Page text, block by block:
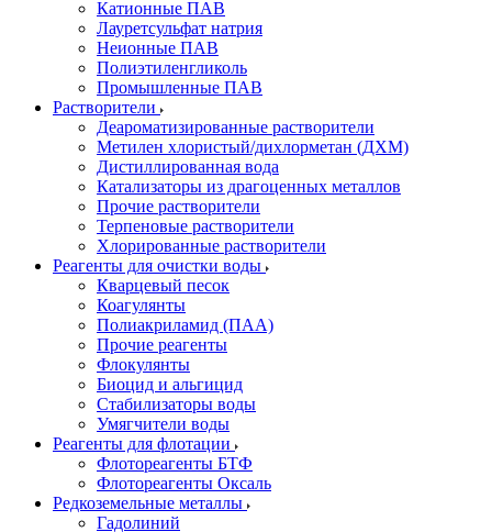
Катионные ПАВ
Лауретсульфат натрия
Неионные ПАВ
Полиэтиленгликоль
Промышленные ПАВ
Растворители
Деароматизированные растворители
Метилен хлористый/дихлорметан (ДХМ)
Дистиллированная вода
Катализаторы из драгоценных металлов
Прочие растворители
Терпеновые растворители
Хлорированные растворители
Реагенты для очистки воды
Кварцевый песок
Коагулянты
Полиакриламид (ПАА)
Прочие реагенты
Флокулянты
Биоцид и альгицид
Стабилизаторы воды
Умягчители воды
Реагенты для флотации
Флотореагенты БТФ
Флотореагенты Оксаль
Редкоземельные металлы
Гадолиний